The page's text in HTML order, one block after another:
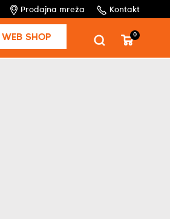
Prodajna mreža Kontakt
WEB SHOP 0